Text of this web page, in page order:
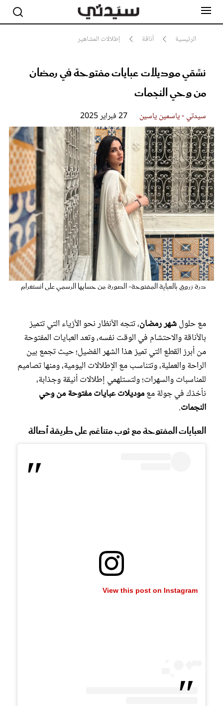
الرئيسية أناقة إطلالات المشاهير
نسِّقي موديلات عبايات مفتوحة في رمضان
من وحي النجمات
سيدتي - ياسمين ياسين 27 فبراير 2025
درة زروق بالعباية المفتوحة- الصورة من حسابها الرسمي على انستغرام
مع حلولشهر رمضان، تتجه الأنظار نحو الأزياء التي تتميز
بالأناقة والاحتشام في الوقت نفسه، وتعد العبايات المفتوحة
من أبرز القطع التي تميز هذا الشهر الفضيل؛ حيث تجمع بين
الراحة والعملية، وتتناسب مع الإطلالات اليومية، ومنها تصاميم
للمناسبات والسهرات؛ ولتستلهمي إطلالات أنيقة وجذابة،
نأخذك في جولة معموديلات عبايات مفتوحة من وحي
النجمات.
العبايات المفتوحة مع ثوب متناغم على طريقة أصالة
View this post on Instagram
مشاهير
جمال
صحة ورشاقة
سيدتي وطفلك
لايف ستايل
بلس+
فيديو
مطبخ سيدتي
مقالات الرأي
ستايل
تقارير
عروس سيدتي
مجلة سيدتي
غلاف رفمي